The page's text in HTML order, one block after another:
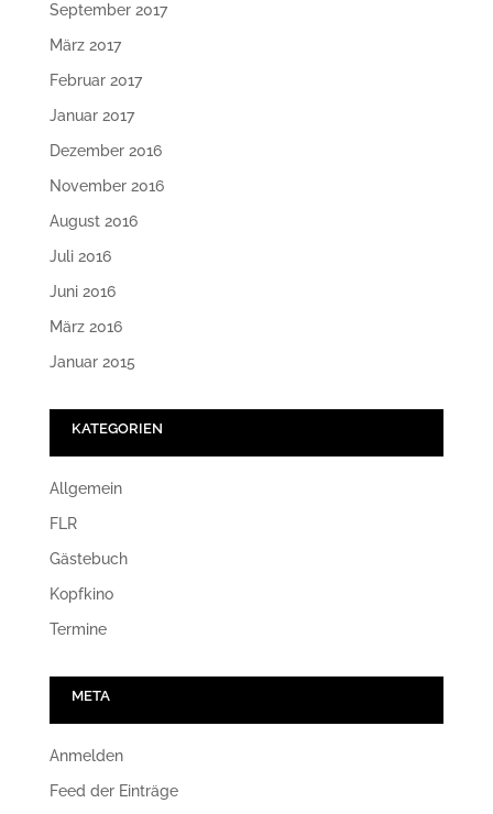
September 2017
März 2017
Februar 2017
Januar 2017
Dezember 2016
November 2016
August 2016
Juli 2016
Juni 2016
März 2016
Januar 2015
KATEGORIEN
Allgemein
FLR
Gästebuch
Kopfkino
Termine
META
Anmelden
Feed der Einträge